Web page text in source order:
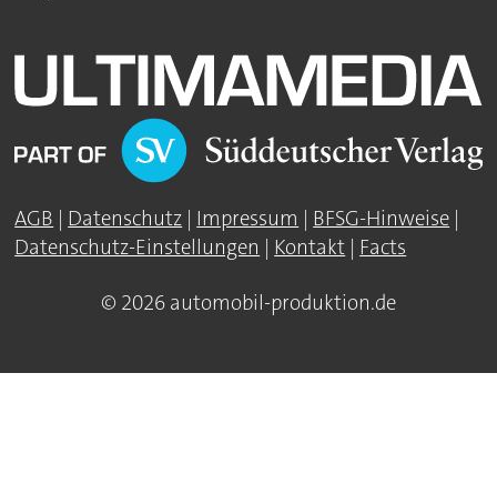
AGB | Datenschutz | Impressum | BFSG-Hinweise |
Datenschutz-Einstellungen | Kontakt | Facts
© 2026 automobil-produktion.de